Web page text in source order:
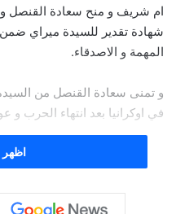
ام شريف و منح سعادة القنصل
شهادة تقدير للسيدة ميراي
المهمة و الاصدقاء.
و تمنى سعادة القنصل من
في اوكرانيا بعد انتهاء الحرب و
اظهر